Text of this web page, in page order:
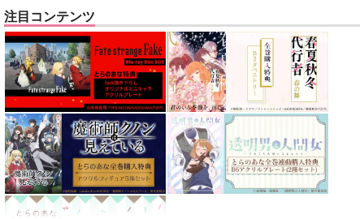
VANGUARD
バッキンガム
専売 1,257円（税込）
原神 ローエン
サンプル
カート
LOG.
ごはんうま
専売 629円（税込）
原神
ヌヴィレット×リオセスリ
サンプル
√A'の彼ら
ユメイチヤ
専売 1,100円（税込）
ラインハルト×スバル
サンプル
注目コンテンツ